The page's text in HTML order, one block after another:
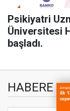
Psikiyatri
Üniversitesi
başladı.
HABERE